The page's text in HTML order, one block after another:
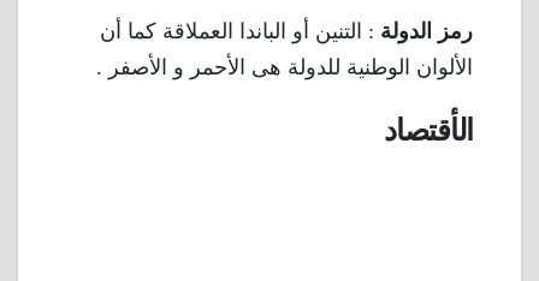
رمز الدولة : التنين أو الباندا العملاقة كما أن
الألوان الوطنية للدولة هى الأحمر و الأصفر .
الأقتصاد